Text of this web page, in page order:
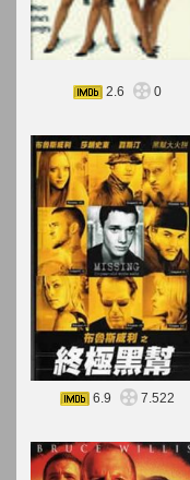
2.6
0
6.9
7.522